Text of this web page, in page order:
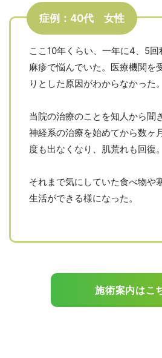
症例：40代 女性
ここ10年くらい、一年に4、5
麻疹で悩んでいた。医療機関を
りとした原因がわからなかった。
当院の治療のことを知人から聞
神経系の治療を始めてから数ヶ
度も出なくなり、肌荒れも回復。
それまで気にしていた食べ物や
生活ができる様になった。
施術案内はこ